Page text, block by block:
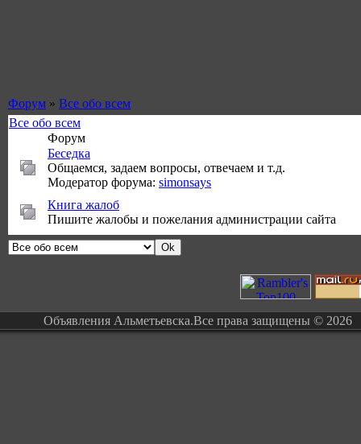
Форум » Все обо всем
Все обо всем
Форум
Беседка
Общаемся, задаем вопросы, отвечаем и т.д.
Модератор форума: simonsays
Книга жалоб
Пишите жалобы и пожелания администрации сайта
Объявления Альметьевска.Все права защищены © 2026